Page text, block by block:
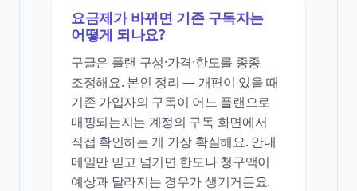
요금제가 바뀌면 기존 구독자는
어떻게 되나요?
구글은 플랜 구성·가격·한도를 종종
조정해요. 본인 정리 — 개편이 있을 때
기존 가입자의 구독이 어느 플랜으로
매핑되는지는 계정의 구독 화면에서
직접 확인하는 게 가장 확실해요. 안내
메일만 믿고 넘기면 한도나 청구액이
예상과 달라지는 경우가 생기거든요.